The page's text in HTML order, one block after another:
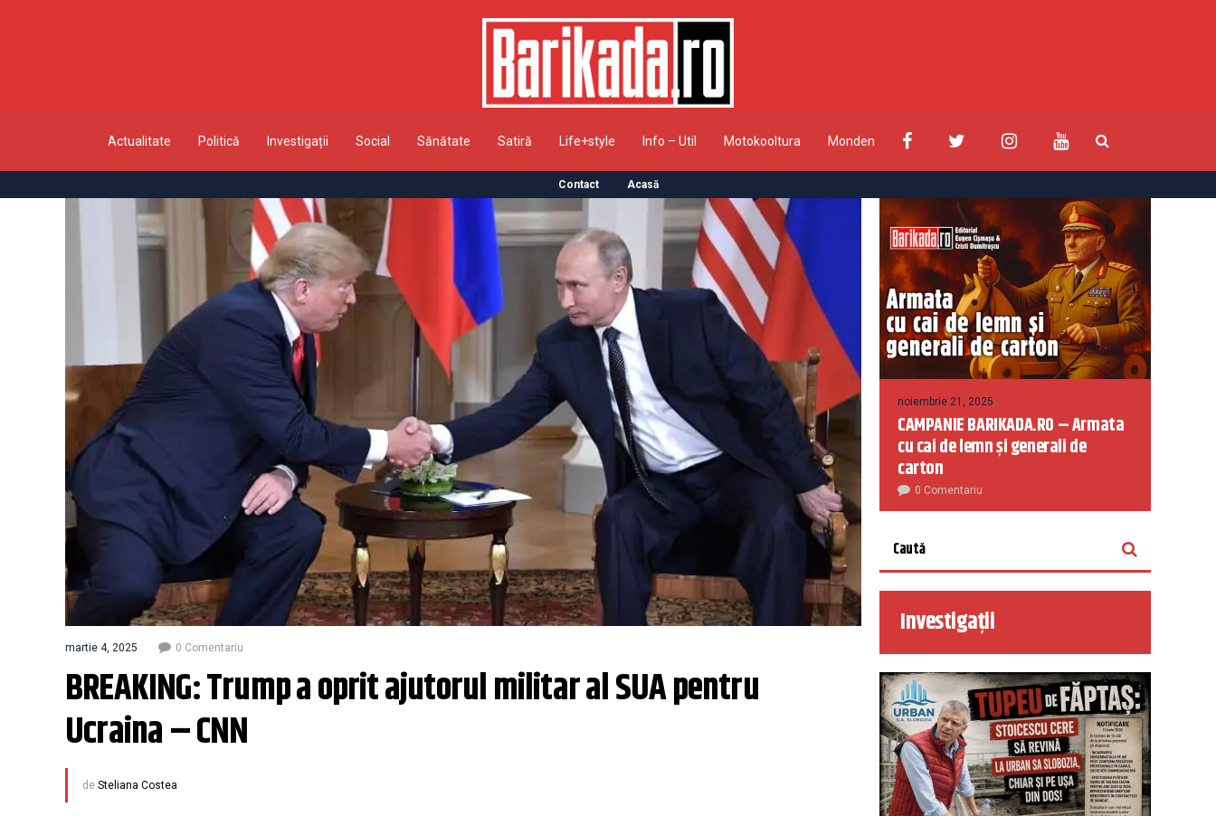
Actualitate Politică Investigații Social Sănătate Satiră Life+style Info – Util Motokooltura Monden
Contact Acasă
martie 4, 2025 0 Comentariu
BREAKING: Trump a oprit ajutorul militar al SUA pentru
Ucraina – CNN
de Steliana Costea
noiembrie 21, 2025
CAMPANIE BARIKADA.RO – Armata
cu cai de lemn și generali de
carton
0 Comentariu
Investigații